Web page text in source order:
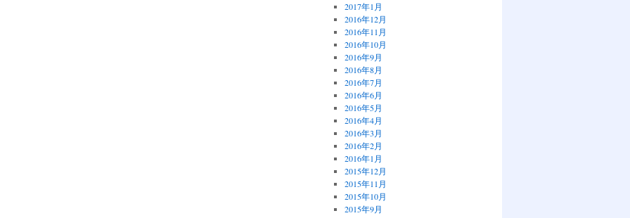
2017年1月
2016年12月
2016年11月
2016年10月
2016年9月
2016年8月
2016年7月
2016年6月
2016年5月
2016年4月
2016年3月
2016年2月
2016年1月
2015年12月
2015年11月
2015年10月
2015年9月